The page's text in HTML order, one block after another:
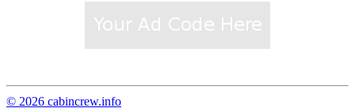
© 2026 cabincrew.info